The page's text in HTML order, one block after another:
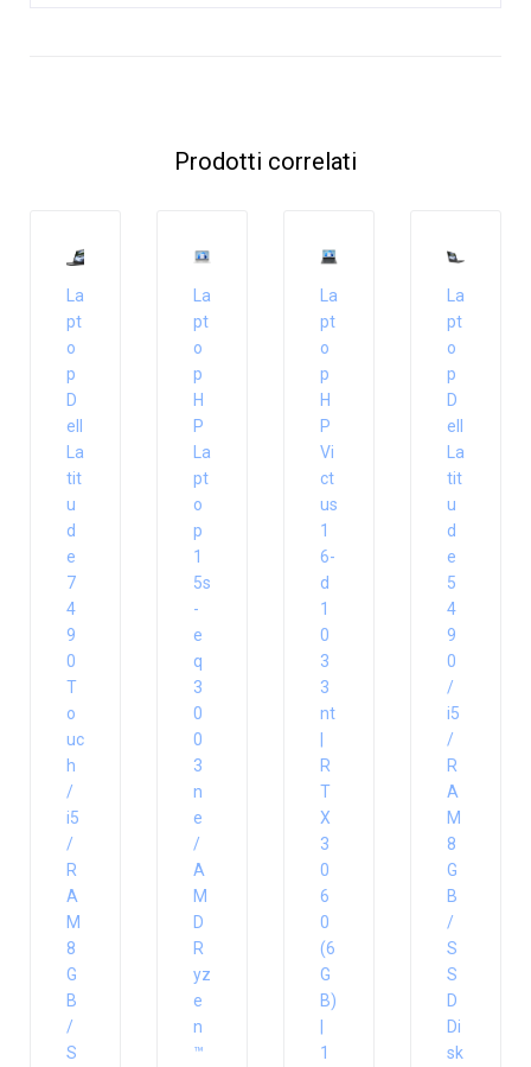
Prodotti correlati
La
pt
o
p
D
ell
La
tit
u
d
e
7
4
9
0
T
o
uc
h
/
i5
/
R
A
M
8
G
B
/
S
La
pt
o
p
H
P
La
pt
o
p
1
5s
-
e
q
3
0
0
3
n
e
/
A
M
D
R
yz
e
n
™
La
pt
o
p
H
P
Vi
ct
us
1
6-
d
1
0
3
3
nt
R
T
X
3
0
6
0
(6
G
B)
1
La
pt
o
p
D
ell
La
tit
u
d
e
5
4
9
0
/
i5
/
R
A
M
8
G
B
/
S
S
D
Di
sk